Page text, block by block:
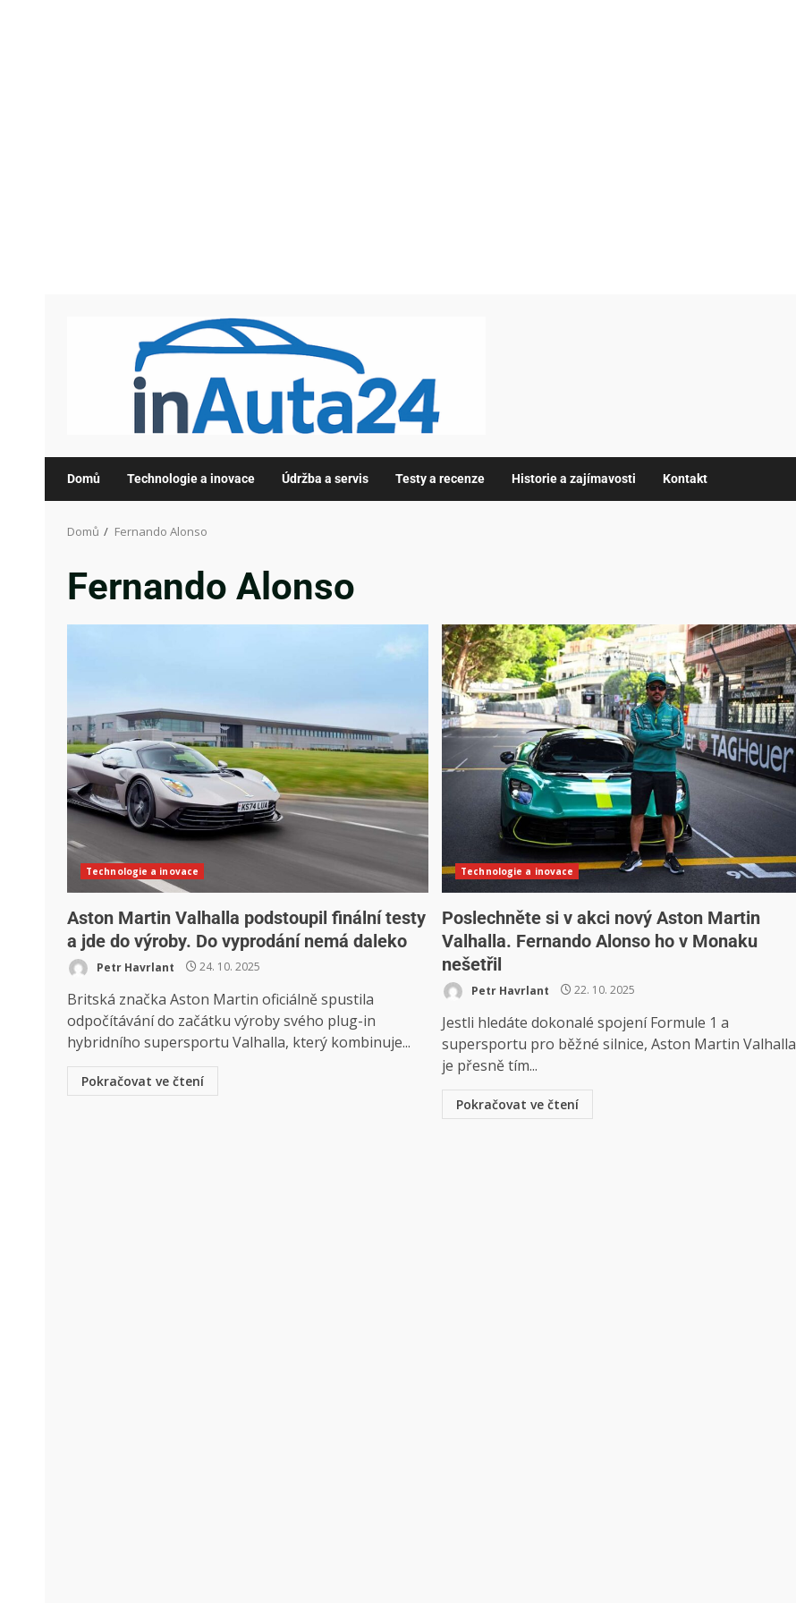
Domů Technologie a inovace Údržba a servis Testy a recenze Historie a zajímavosti Kontakt
Domů Fernando Alonso
Fernando Alonso
Technologie a inovace
Aston Martin Valhalla podstoupil finální testy
a jde do výroby. Do vyprodání nemá daleko
Petr Havrlant 24. 10. 2025
Britská značka Aston Martin oficiálně spustila
odpočítávání do začátku výroby svého plug-in
hybridního supersportu Valhalla, který kombinuje...
Pokračovat ve čtení
Technologie a inovace
Poslechněte si v akci nový Aston Martin
Valhalla. Fernando Alonso ho v Monaku
nešetřil
Petr Havrlant 22. 10. 2025
Jestli hledáte dokonalé spojení Formule 1 a
supersportu pro běžné silnice, Aston Martin Valhalla
je přesně tím...
Pokračovat ve čtení